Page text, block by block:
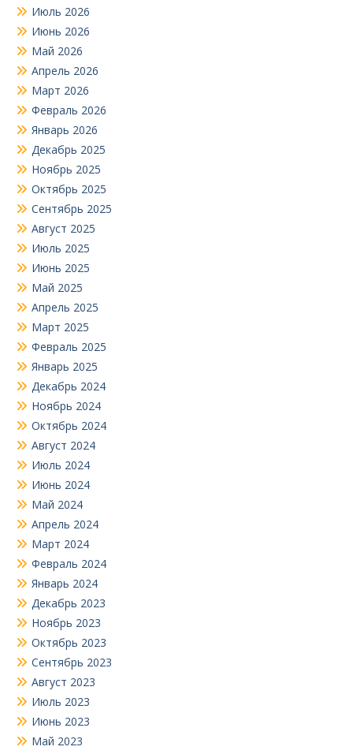
Июль 2026
Июнь 2026
Май 2026
Апрель 2026
Март 2026
Февраль 2026
Январь 2026
Декабрь 2025
Ноябрь 2025
Октябрь 2025
Сентябрь 2025
Август 2025
Июль 2025
Июнь 2025
Май 2025
Апрель 2025
Март 2025
Февраль 2025
Январь 2025
Декабрь 2024
Ноябрь 2024
Октябрь 2024
Август 2024
Июль 2024
Июнь 2024
Май 2024
Апрель 2024
Март 2024
Февраль 2024
Январь 2024
Декабрь 2023
Ноябрь 2023
Октябрь 2023
Сентябрь 2023
Август 2023
Июль 2023
Июнь 2023
Май 2023